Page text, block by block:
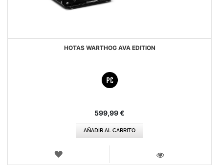
HOTAS WARTHOG AVA EDITION
599,99 €
AÑADIR AL CARRITO
LISTA